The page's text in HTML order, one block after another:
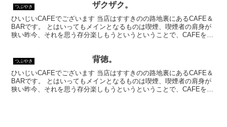
つぶやき ザクザク。
ひいじいCAFEでございます 当店はすすきのの路地裏にあるCAFE＆
BARです。 とはいってもメインとなるものは喫煙、喫煙者の肩身が
狭い昨今、それを思う存分楽しもうというということで、CAFEを名
つぶやき 背徳。
ひいじいCAFEでございます 当店はすすきのの路地裏にあるCAFE＆
BARです。 とはいってもメインとなるものは喫煙、喫煙者の肩身が
狭い昨今、それを思う存分楽しもうというということで、CAFEを名